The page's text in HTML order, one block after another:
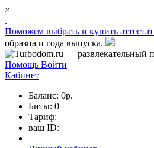
×
.
Поможем выбрать и купить
образца и года выпуска.
Помощь Войти
Кабинет
Баланс: 0р.
Биты: 0
Тариф:
ваш ID: